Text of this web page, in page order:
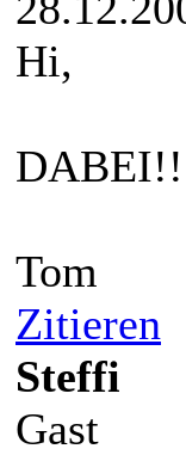
Hi,
Tom
Zitieren
Steffi
Gast